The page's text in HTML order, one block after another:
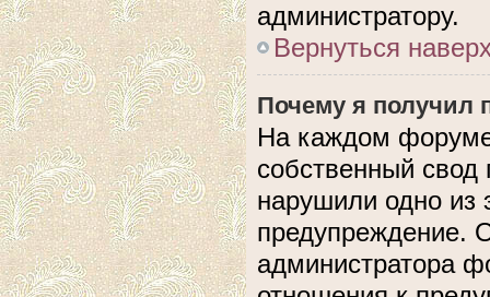
администратору.
Вернуться
Почему я получил
На каждом
собственный
нарушили одно из
предупреждение.
администратора